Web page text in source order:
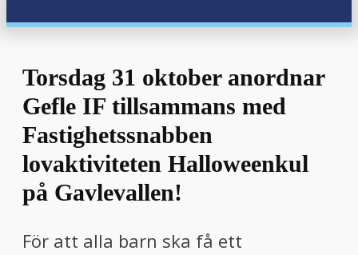
Torsdag 31 oktober anordnar
Gefle IF tillsammans med
Fastighetssnabben
lovaktiviteten Halloweenkul
på Gavlevallen!
För att alla barn ska få ett